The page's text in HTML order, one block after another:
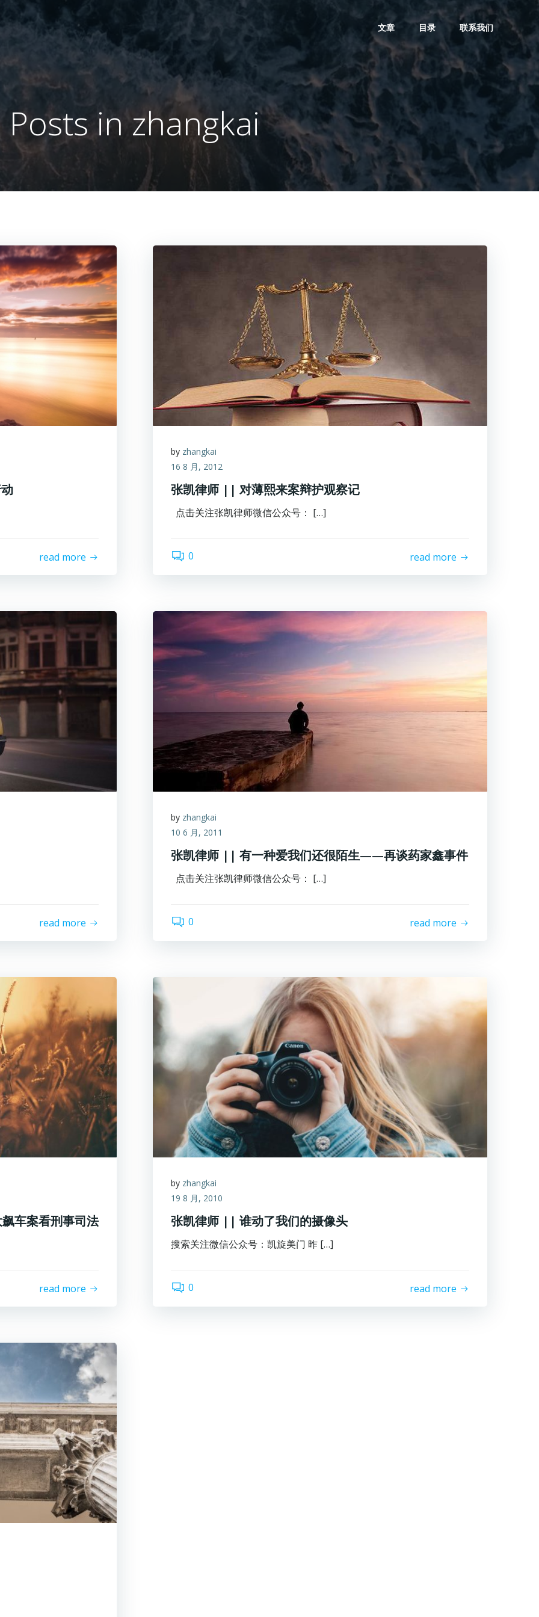
文章 目录 联系我们
Posts inzhangkai
read more
by zhangkai
16 8 月, 2012
张凯律师 || 对薄熙来案辩护观察记
点击关注张凯律师微信公众号： […]
0 read more
read more
by zhangkai
10 6 月, 2011
张凯律师 || 有一种爱我们还很陌生——再谈药家鑫事件
点击关注张凯律师微信公众号： […]
0 read more
车案看刑事司法
read more
by zhangkai
19 8 月, 2010
张凯律师 || 谁动了我们的摄像头
搜索关注微信公众号：凯旋美门 昨 […]
0 read more